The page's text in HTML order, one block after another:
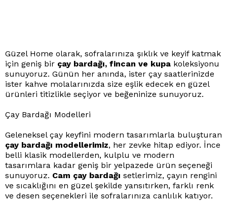
Güzel Home olarak, sofralarınıza şıklık ve keyif katmak
için geniş bir çay bardağı, fincan ve kupa koleksiyonu
sunuyoruz. Günün her anında, ister çay saatlerinizde
ister kahve molalarınızda size eşlik edecek en güzel
ürünleri titizlikle seçiyor ve beğeninize sunuyoruz.
Çay Bardağı Modelleri
Geleneksel çay keyfini modern tasarımlarla buluşturan
çay bardağı modellerimiz, her zevke hitap ediyor. İnce
belli klasik modellerden, kulplu ve modern
tasarımlara kadar geniş bir yelpazede ürün seçeneği
sunuyoruz. Cam çay bardağı setlerimiz, çayın rengini
ve sıcaklığını en güzel şekilde yansıtırken, farklı renk
ve desen seçenekleri ile sofralarınıza canlılık katıyor.